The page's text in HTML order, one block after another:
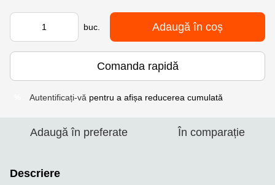
buc. Adaugă în coș
Comanda rapidă
Autentificați-vă pentru a afișa reducerea cumulată
Adaugă în preferate În comparație
Descriere